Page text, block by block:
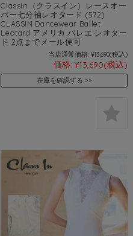
ClassIn（クラスイン）レースオー
バー七分袖レオタード (572)
CLASSIN Dancewear Ballet
Leotard アメリカ バレエ レオター
ド 2点までメール便可
当店通常価格: ¥13,690(税込)
価格: ¥13,690(税込)
在庫を確認する